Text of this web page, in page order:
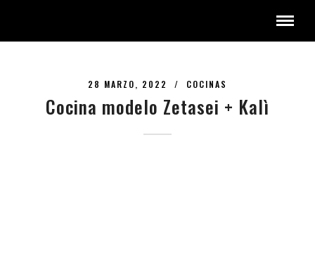
28 MARZO, 2022 / COCINAS
Cocina modelo Zetasei + Kalì